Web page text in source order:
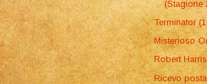
(Stagione
Terminator
Misterioso
Robert
Ricevo